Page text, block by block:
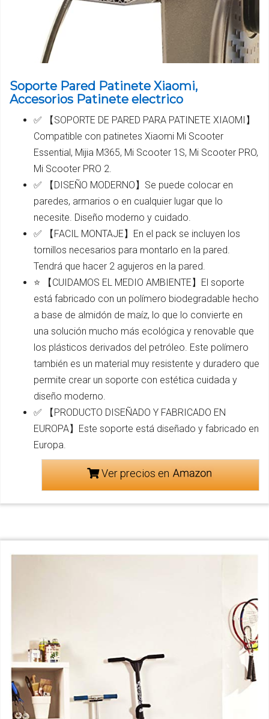
Soporte Pared Patinete Xiaomi,
Accesorios Patinete electrico
✅ 【SOPORTE DE PARED PARA PATINETE XIAOMI】
Compatible con patinetes Xiaomi Mi Scooter
Essential, Mijia M365, Mi Scooter 1S, Mi Scooter PRO,
Mi Scooter PRO 2.
✅ 【DISEÑO MODERNO】Se puede colocar en
paredes, armarios o en cualquier lugar que lo
necesite. Diseño moderno y cuidado.
✅ 【FACIL MONTAJE】En el pack se incluyen los
tornillos necesarios para montarlo en la pared.
Tendrá que hacer 2 agujeros en la pared.
⭐ 【CUIDAMOS EL MEDIO AMBIENTE】El soporte
está fabricado con un polímero biodegradable hecho
a base de almidón de maíz, lo que lo convierte en
una solución mucho más ecológica y renovable que
los plásticos derivados del petróleo. Este polímero
también es un material muy resistente y duradero que
permite crear un soporte con estética cuidada y
diseño moderno.
✅ 【PRODUCTO DISEÑADO Y FABRICADO EN
EUROPA】Este soporte está diseñado y fabricado en
Europa.
Ver precios en